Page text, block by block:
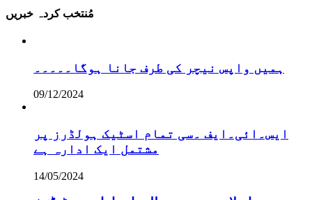
مُنتخب کردہ خبریں
ہمیں واپس نیچر کی طرف جانا ہوگا۔۔۔۔۔
09/12/2024
ایس۔ائی۔ایف ۔سی تمام اسٹیک ہولڈرز پر
مشتمل ایک ادارہ ہے
14/05/2024